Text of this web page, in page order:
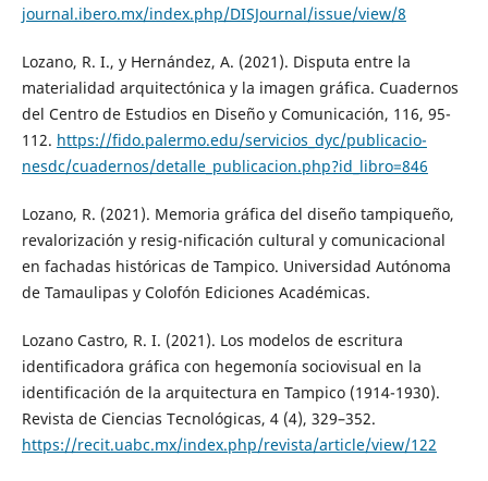
journal.ibero.mx/index.php/DISJournal/issue/view/8
Lozano, R. I., y Hernández, A. (2021). Disputa entre la
materialidad arquitectónica y la imagen gráfica. Cuadernos
del Centro de Estudios en Diseño y Comunicación, 116, 95-
112. https://fido.palermo.edu/servicios_dyc/publicacio-
nesdc/cuadernos/detalle_publicacion.php?id_libro=846
Lozano, R. (2021). Memoria gráfica del diseño tampiqueño,
revalorización y resig-nificación cultural y comunicacional
en fachadas históricas de Tampico. Universidad Autónoma
de Tamaulipas y Colofón Ediciones Académicas.
Lozano Castro, R. I. (2021). Los modelos de escritura
identificadora gráfica con hegemonía sociovisual en la
identificación de la arquitectura en Tampico (1914-1930).
Revista de Ciencias Tecnológicas, 4 (4), 329–352.
https://recit.uabc.mx/index.php/revista/article/view/122